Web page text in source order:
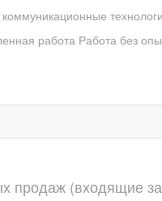
работа Работа без
продаж (входящие